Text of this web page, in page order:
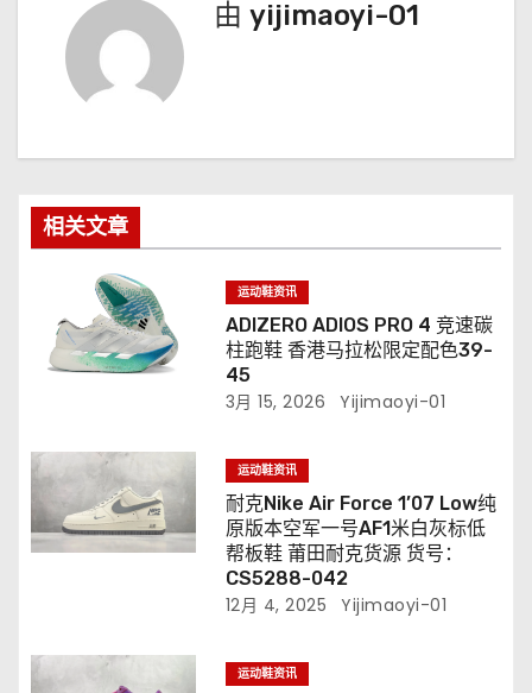
由 yijimaoyi-01
相关文章
运动鞋资讯
ADIZERO ADIOS PRO 4 竞速碳
柱跑鞋 香港马拉松限定配色39-
45
3月 15, 2026 Yijimaoyi-01
运动鞋资讯
耐克Nike Air Force 1’07 Low纯
原版本空军一号AF1米白灰标低
帮板鞋 莆田耐克货源 货号：
CS5288-042
12月 4, 2025 Yijimaoyi-01
运动鞋资讯